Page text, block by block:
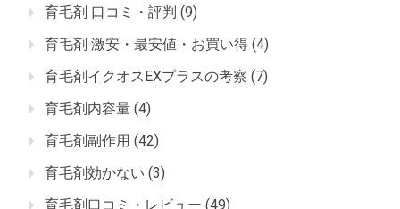
育毛剤 口コミ・評判 (9)
育毛剤 激安・最安値・お買い得 (4)
育毛剤イクオスEXプラスの考察 (7)
育毛剤内容量 (4)
育毛剤副作用 (42)
育毛剤効かない (3)
育毛剤口コミ・レビュー (49)